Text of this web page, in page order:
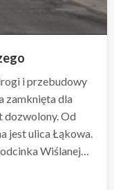
i przebudowy
zamknięta dla
dozwolony. Od
jest ulica Łąkowa.
Wiślanej…